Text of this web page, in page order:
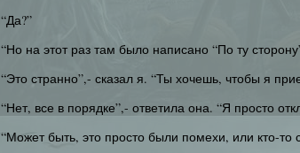
“Да?”
“Но на этот раз там было написано “По ту
“Это странно”,- сказал я. “Ты хочешь, чтобы я
“Нет, все в порядке”,- ответила она. “Я просто
“Может быть, это просто были помехи, или кто-то